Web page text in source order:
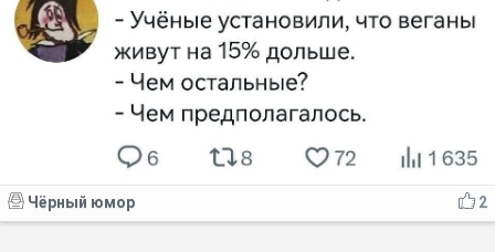
2
Чёрный юмор